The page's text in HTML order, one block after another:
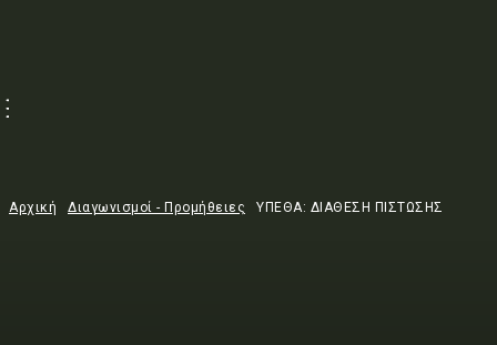
Αρχική Διαγωνισμοί - Προμήθειες ΥΠΕΘΑ: ΔΙΑΘΕΣΗ ΠΙΣΤΩΣΗΣ